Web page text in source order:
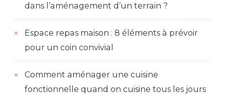
dans l’aménagement d’un terrain ?
Espace repas maison : 8 éléments à prévoir
pour un coin convivial
Comment aménager une cuisine
fonctionnelle quand on cuisine tous les jours